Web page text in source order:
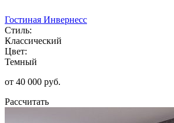
Гостиная Инвернесс
Стиль:
Классический
Цвет:
Темный
от 40 000 руб.
Рассчитать